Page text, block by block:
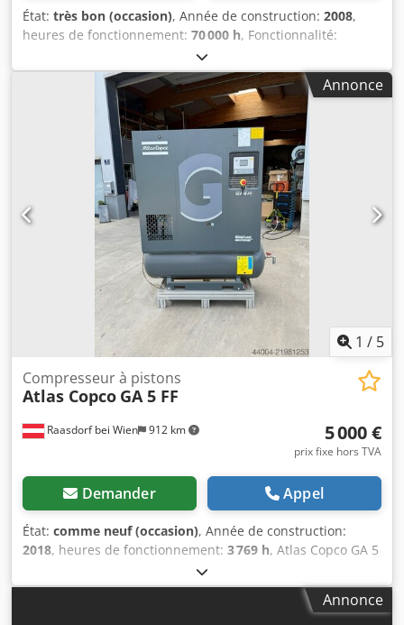
État: très bon (occasion), Année de construction: 2008,
heures de fonctionnement: 70 000 h, Fonctionnalité:
, numéro de machine/véhicule:
API161729, longueur totale:976 mm, largeur totale:595
, hauteur totale:1 212 mm, capacité du réservoir de
500 l, pression de service:10 barre, pression
13 barre , niveau sonore:67 dB, type de
refroidissement: air, Équipement:documentation /
manuel, sécheur frigorifique, À vendre : compresseur à vis
ATLAS COPCO GA 11 VSD FF - Modèle : GA 11 VSD FF -
Année : 2008 - N° de série : API161729 - Puissance : 11 kW
Compresseur à vis bien conservé à vendre, avec filtre à air
et réservoir de 500 litres. Plage de travail entre 3 et 13
bars. L'appareil est entièrement fonctionnel. La machine
est raccordée au secteur et prête à être testée. Dkjdpsy Ud
Annonce
1 / 5
Raasdorf bei Wien 912 km
Compresseur à pistons
Atlas Copco GA 5 FF
5 000 €
prix fixe hors TVA
Demander Appel
État: comme neuf (occasion), Année de construction:
2018, heures de fonctionnement: 3 769 h, Atlas Copco GA 5
FF compresseur à vis avec sécheur frigorifique inclus.
Moteur & Performances : • Puissance nominale du moteur
principal : 5,5 kW (7,5 ch) • Rendement moteur :
Annonce